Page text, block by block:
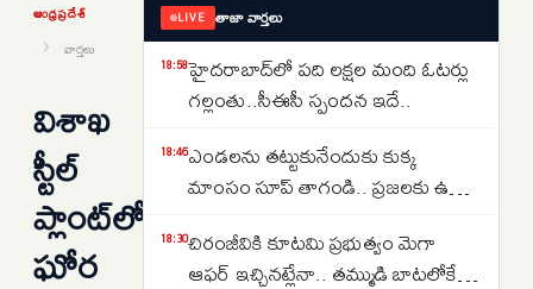
ఆంధ్రప్రదేశ్
› వార్తలు
విశాఖ
స్టీల్
ప్లాంట్‌లో
ఘోర
LIVE తాజా వార్తలు
18:58హైదరాబాద్‌లో పది లక్షల మంది ఓటర్లు
గల్లంతు..సీఈసీ స్పందన ఇదే..
18:46ఎండలను తట్టుకునేందుకు కుక్క
మాంసం సూప్ తాగండి.. ప్రజలకు ఉత్తర
18:30చిరంజీవికి కూటమి ప్రభుత్వం మెగా
ఆఫర్ ఇచ్చినట్లేనా.. తమ్ముడి బాటలోకే